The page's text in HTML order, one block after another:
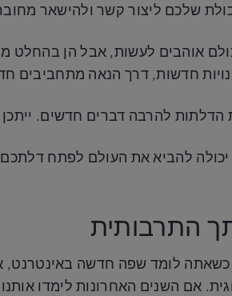
שלכם ליצור קשר ולהישאר
כולם אוהבים לעשות, אבל הן
חדשות, דרך הנאה מתחביבים
הדלתות להרבה דברים חדשים.
להביא את העולם לפתח
התרבותית
לומד שפה חדשה באינטרנט,
אם השנים האחרונות לימדו